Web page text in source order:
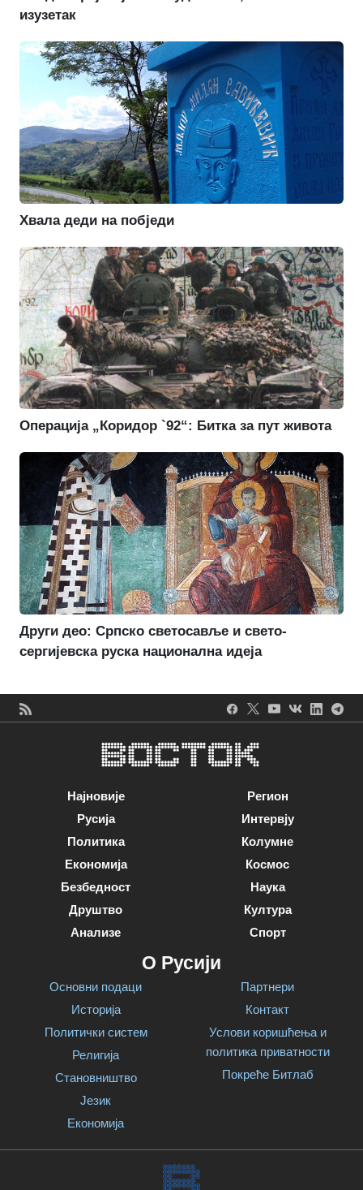
изузетак
Хвала деди на побједи
Операција „Коридор `92“: Битка за пут живота
Други део: Српско светосавље и свето-
сергијевска руска национална идеја
Најновије
Русија
Политика
Економија
Безбедност
Друштво
Анализе
Регион
Интервју
Колумне
Космос
Наука
Култура
Спорт
О Русији
Основни подаци
Историја
Политички систем
Религија
Становништво
Језик
Економија
Партнери
Контакт
Услови коришћења и
политика приватности
Покреће Битлаб